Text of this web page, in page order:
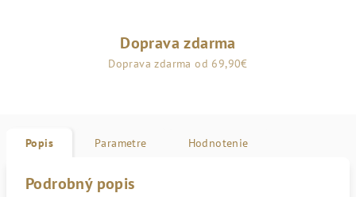
Doprava zdarma
Doprava zdarma od 69,90€
Popis Parametre Hodnotenie
Podrobný popis